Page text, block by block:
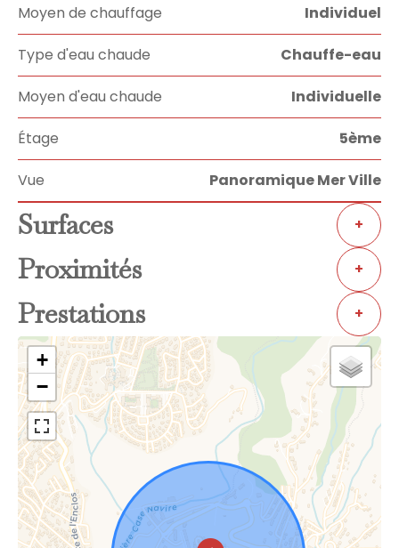
Moyen de chauffage Individuel
Type d'eau chaude Chauffe-eau
Moyen d'eau chaude Individuelle
Étage 5ème
Vue Panoramique Mer Ville
Surfaces +
Proximités +
Prestations +
+
−